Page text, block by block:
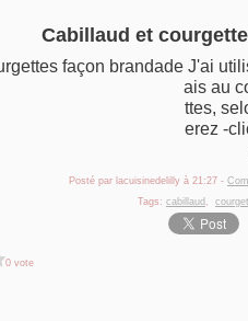
Cabillaud et
J'ai
ais au
ttes,
erez -
Posté par lacuisinedelilly à 21:27 -
Tags: cabillaud ,
0 vote